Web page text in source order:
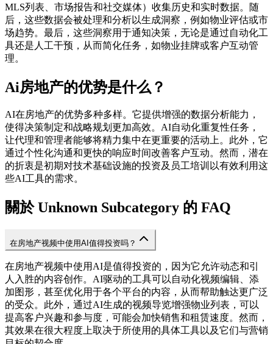
MLS列表、市场报告和社交媒体）收集历史和实时数据。随
后，这些数据会被处理和分析以生成洞察，例如物业评估或市
场趋势。最后，这些洞察用于通知决策，无论是通过自动化工
具还是人工干预，从而简化任务，如物业挂牌或客户互动管
理。
Ai房地产的优势是什么？
AI在房地产的优势多种多样。它提供增强的数据分析能力，
使得决策制定和战略规划更加高效。AI自动化重复性任务，
让代理和管理者能够将精力集中在更重要的活动上。此外，它
通过个性化沟通和更快的响应时间改善客户互动。然而，潜在
的折衷是初期对技术基础设施的投资及员工培训以有效利用这
些AI工具的需求。
關於 Unknown Subcategory 的 FAQ
在房地产视频中使用AI值得投资吗？
在房地产视频中使用AI是值得投资的，因为它允许动态和引
人入胜的内容创作。AI驱动的工具可以自动化视频编辑、添
加图形，甚至优化用于各个平台的内容，从而帮助触达更广泛
的受众。此外，通过AI生成的视频导览增强物业列表，可以
提高客户兴趣和参与度，可能会加快销售和租赁速度。然而，
其效果在很大程度上取决于所使用的具体工具以及它们与营销